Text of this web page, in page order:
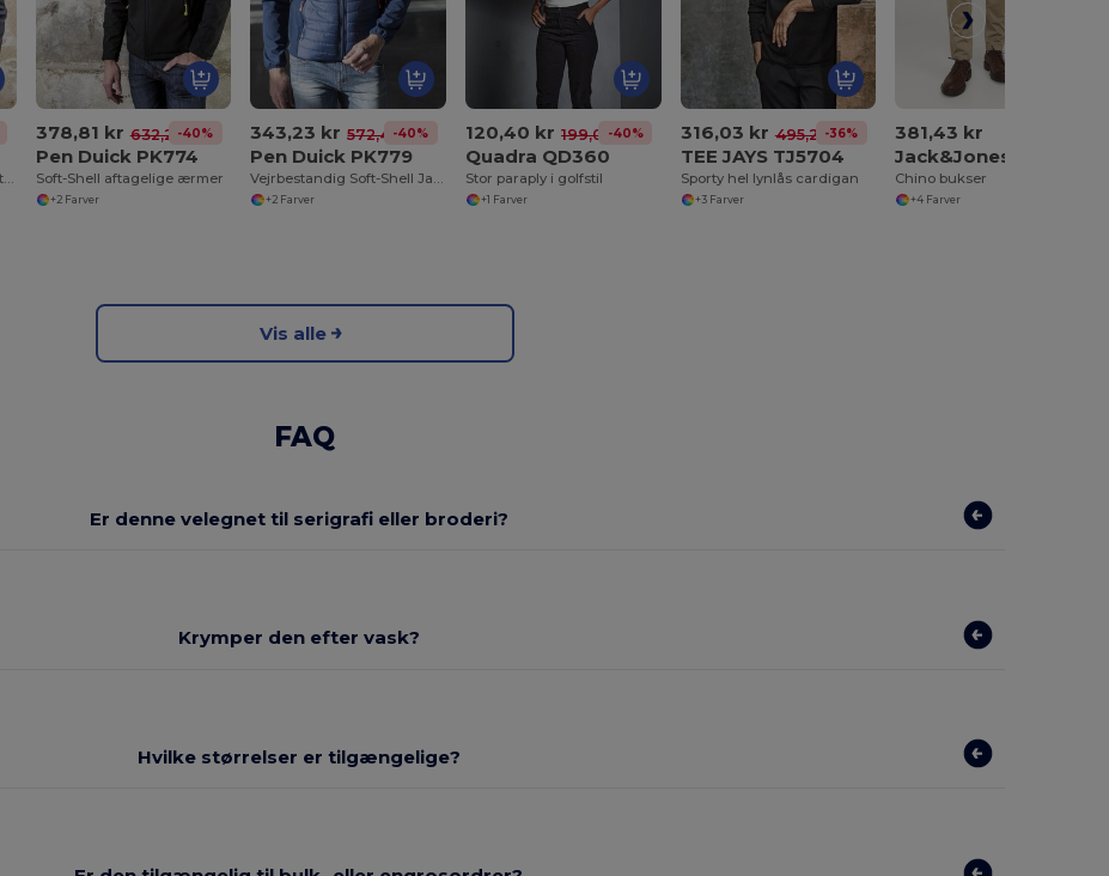
Heavyweight Sherpa -foret lynlåsfleece
378,81 kr 632,20 kr
-40%
Pen Duick PK774
Soft-Shell aftagelige ærmer
+2 Farver
343,23 kr 572,47 kr
-40%
Pen Duick PK779
Vejrbestandig Soft-Shell Jakke med Lynlåslommer
+2 Farver
120,40 kr 199,04 kr
-40%
Quadra QD360
Stor paraply i golfstil
+1 Farver
316,03 kr 495,21 kr
-36%
TEE JAYS TJ5704
Sporty hel lynlås cardigan
+3 Farver
381,43 kr
Jack&Jones JJ12150
Chino bukser
+4 Farver
Vis alle
FAQ
Er denne velegnet til serigrafi eller broderi?
Krymper den efter vask?
Hvilke størrelser er tilgængelige?